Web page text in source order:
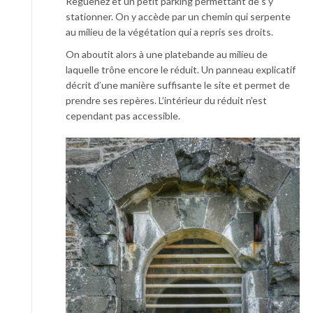
stationner. On y accède par un chemin qui serpente
au milieu de la végétation qui a repris ses droits.
On aboutit alors à une platebande au milieu de
laquelle trône encore le réduit. Un panneau explicatif
décrit d’une manière suffisante le site et permet de
prendre ses repères. L’intérieur du réduit n’est
cependant pas accessible.